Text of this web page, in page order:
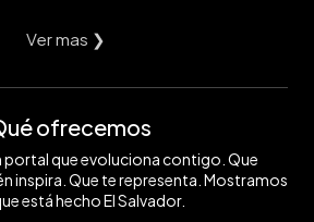
Ver mas ❯
ofrecemos
portal que evoluciona contigo. Que
inspira. Que te representa. Mostramos
está hecho El Salvador.